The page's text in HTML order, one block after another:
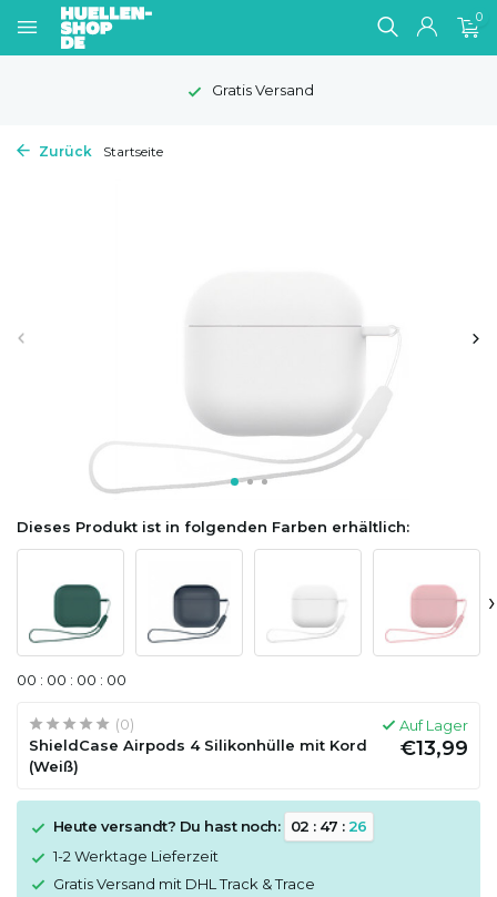
0
Gratis Versand
Zurück Startseite
Dieses Produkt ist in folgenden Farben erhältlich:
›
00 : 00 : 00 : 00
(0)
ShieldCase Airpods 4 Silikonhülle mit Kord
(Weiß)
Auf Lager
€13,99
Heute versandt? Du hast noch: 02 : 47 : 25
1-2 Werktage Lieferzeit
Gratis Versand mit DHL Track & Trace